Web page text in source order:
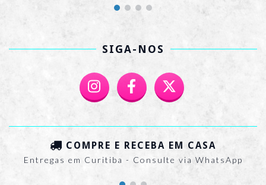
SIGA-NOS
COMPRE E RECEBA EM CASA
Entregas em Curitiba - Consulte via WhatsApp